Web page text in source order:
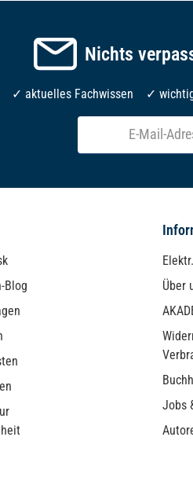
Nichts
✓ aktuelles Fachwissen ✓
Blog
Über
Jobs